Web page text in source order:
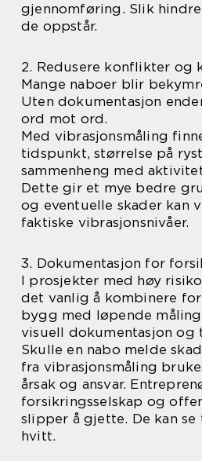
gjennomføring. Slik
de oppstår.
2. Redusere konflikter og
Mange naboer blir
Uten dokumentasjon
ord mot ord.
Med vibrasjonsmåling
tidspunkt, størrelse på
sammenheng med
Dette gir et mye bedre
og eventuelle skader kan
faktiske vibrasjonsnivåer.
3. Dokumentasjon for
I prosjekter med høy
det vanlig å kombinere
bygg med løpende
visuell dokumentasjon og
Skulle en nabo melde
fra vibrasjonsmåling
årsak og ansvar.
forsikringsselskap og
slipper å gjette. De kan se
hvitt.